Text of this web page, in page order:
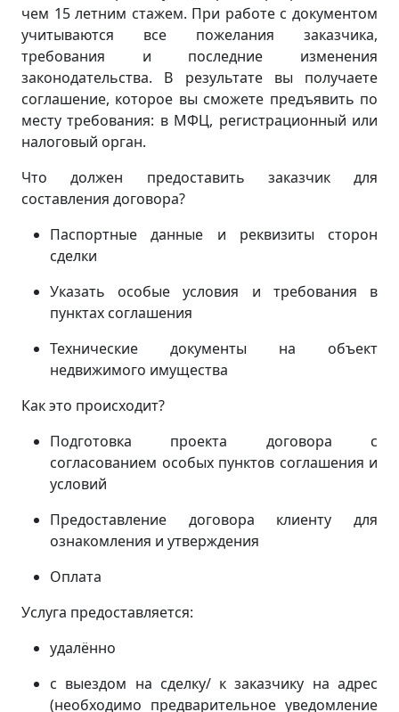
чем 15 летним стажем. При работе с документом
учитываются все пожелания заказчика,
требования и последние изменения
законодательства. В результате вы получаете
соглашение, которое вы сможете предъявить по
месту требования: в МФЦ, регистрационный или
налоговый орган.
Что должен предоставить заказчик для
составления договора?
Паспортные данные и реквизиты сторон
сделки
Указать особые условия и требования в
пунктах соглашения
Технические документы на объект
недвижимого имущества
Как это происходит?
Подготовка проекта договора с
согласованием особых пунктов соглашения и
условий
Предоставление договора клиенту для
ознакомления и утверждения
Оплата
Услуга предоставляется:
удалённо
с выездом на сделку/ к заказчику на адрес
(необходимо предварительное уведомление